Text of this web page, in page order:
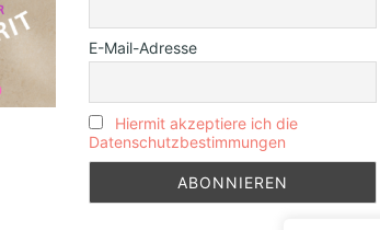
E-Mail-Adresse
Hiermit akzeptiere ich die
Datenschutzbestimmungen